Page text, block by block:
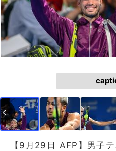
【9月29日 AFP】男子